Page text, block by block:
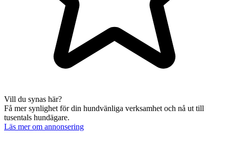
Vill du synas här?
Få mer synlighet för din hundvänliga verksamhet och nå ut till
tusentals hundägare.
Läs mer om annonsering